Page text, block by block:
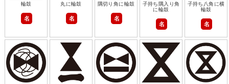
輪鼓
名
丸に輪鼓
名
隅切り角に輪鼓
名
子持ち隅入り角
に輪鼓
名
子持ち八角に横
輪鼓
名